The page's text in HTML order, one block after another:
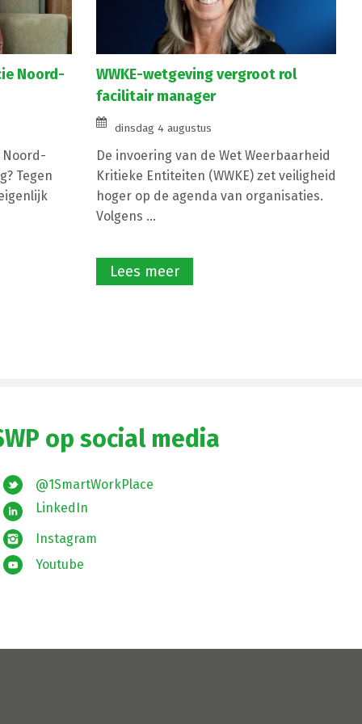
Noord-
Noord-
Tegen
WWKE-wetgeving vergroot rol
facilitair manager
dinsdag 4 augustus
De invoering van de Wet Weerbaarheid
Kritieke Entiteiten (WWKE) zet veiligheid
hoger op de agenda van organisaties.
Volgens ...
Lees meer
op social media
@1SmartWorkPlace
LinkedIn
Instagram
Youtube